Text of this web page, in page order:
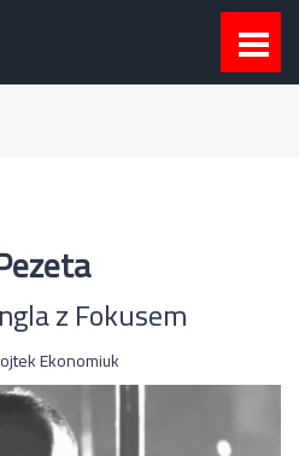
z Fokusem
Ekonomiuk